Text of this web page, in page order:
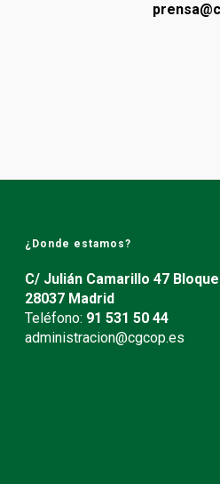
¿Donde estamos?
C/ Julián Camarillo 47
28037 Madrid
Teléfono: 91 531 50 44
administracion@cgcop.es